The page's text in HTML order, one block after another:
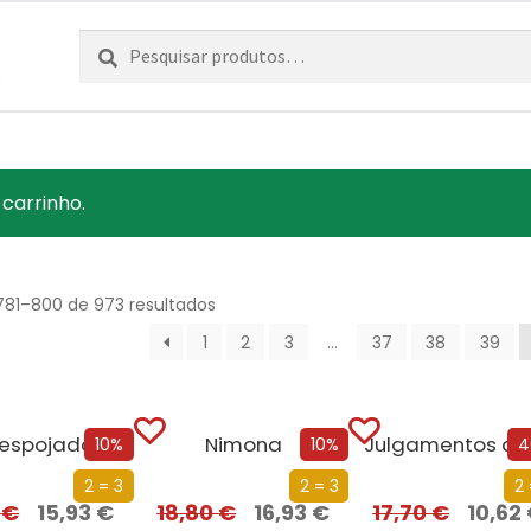
Pesquisar
por:
Pesquisa
de 973 resultados
1
2 3 … 37 38 39
10%
2 = 3
€ 15,93€
10%
2 = 3
Nimona
18,80€ 16,93€
2
17,70€ 10,62